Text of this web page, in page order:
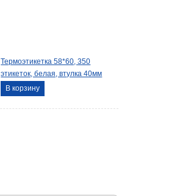
Термоэтикетка 58*60, 350
этикеток, белая, втулка 40мм
В корзину